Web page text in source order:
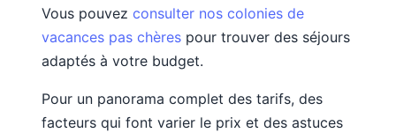
Vous pouvez consulter nos colonies de
vacances pas chères pour trouver des séjours
adaptés à votre budget.
Pour un panorama complet des tarifs, des
facteurs qui font varier le prix et des astuces